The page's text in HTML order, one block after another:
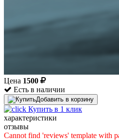
Цена 1500
Есть в наличии
Добавить в корзину
Купить в 1 клик
характеристики
отзывы
Cannot find 'reviews' template with